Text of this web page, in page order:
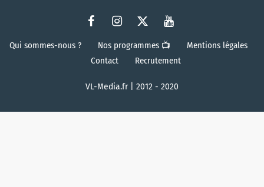
Qui sommes-nous ? Nos programmes 📺
Mentions légales
Contact
Recrutement
VL-Media.fr | 2012 - 2020